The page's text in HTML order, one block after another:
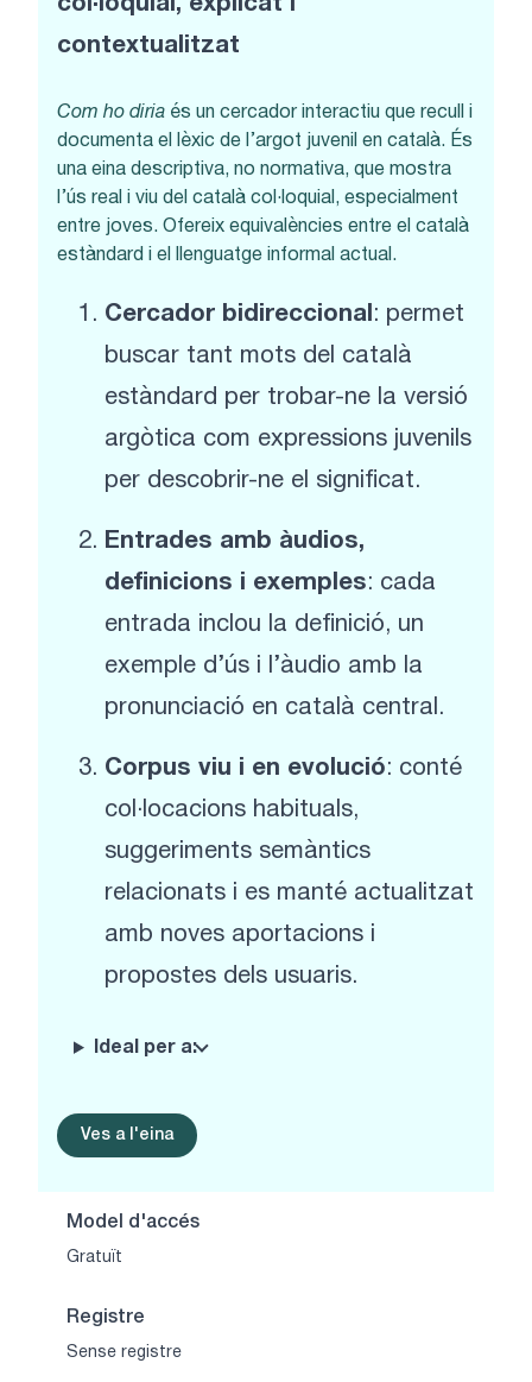
contextualitzat
Com ho diria és un cercador interactiu que recull i
documenta el lèxic de l’argot juvenil en català. És
una eina descriptiva, no normativa, que mostra
l’ús real i viu del català col·loquial, especialment
entre joves. Ofereix equivalències entre el català
estàndard i el llenguatge informal actual.
Cercador bidireccional : permet
buscar tant mots del català
estàndard per trobar-ne la versió
argòtica com expressions juvenils
per descobrir-ne el significat.
Entrades amb àudios,
definicions i exemples: cada
entrada inclou la definició, un
exemple d’ús i l’àudio amb la
pronunciació en català central.
Corpus viu i en evolució: conté
col·locacions habituals,
suggeriments semàntics
relacionats i es manté actualitzat
amb noves aportacions i
propostes dels usuaris.
Ideal per a:
Ves a l'eina
Model d'accés
Gratuït
Registre
Sense registre